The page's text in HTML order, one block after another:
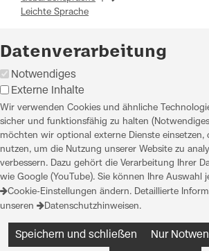
Leichte Sprache
Datenverarbeitung
Notwendiges
Externe Inhalte
Wir verwenden Cookies und ähnliche
sicher und funktionsfähig zu halten
möchten wir optional externe Dienste einsetzen,
nutzen, um die Nutzung unserer Website zu
verbessern. Dazu gehört die Verarbeitung Ihrer
wie Google (YouTube). Sie können Ihre Auswahl
Cookie-Einstellungen ändern. Detaillierte
unseren
Datenschutzhinweisen.
Speichern und schließen Nur